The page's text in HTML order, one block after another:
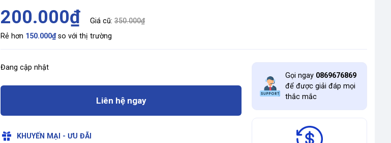
200.000₫ Giá cũ:350.000₫
Rẻ hơn 150.000₫so với thị trường
Đang cập nhật
Liên hệ ngay
KHUYẾN MẠI - ƯU ĐÃI
Gọi ngay 0869676869
để được giải đáp mọi
thắc mắc